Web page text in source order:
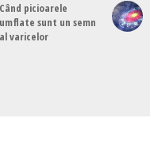
Când picioarele
umflate sunt un semn
al varicelor